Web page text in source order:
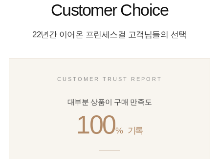
Customer Choice
22년간 이어온 프린세스걸 고객님들의 선택
CUSTOMER TRUST REPORT
대부분 상품이 구매 만족도
100% 기록